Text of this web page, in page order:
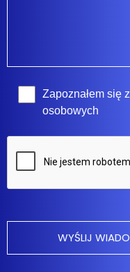
Zapoznałem się z
osobowych
.